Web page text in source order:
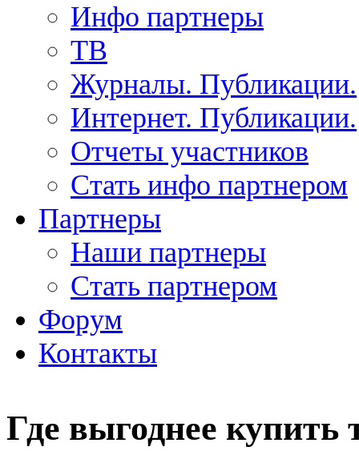
Инфо партнеры
ТВ
Журналы. Публикации.
Интернет. Публикации.
Отчеты участников
Стать инфо партнером
Партнеры
Наши партнеры
Стать партнером
Форум
Контакты
Где выгоднее